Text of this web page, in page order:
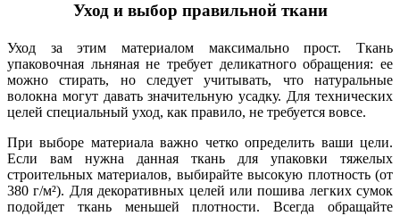
Уход и выбор правильной ткани
Уход за этим материалом максимально прост. Ткань
упаковочная льняная не требует деликатного обращения: ее
можно стирать, но следует учитывать, что натуральные
волокна могут давать значительную усадку. Для технических
целей специальный уход, как правило, не требуется вовсе.
При выборе материала важно четко определить ваши цели.
Если вам нужна данная ткань для упаковки тяжелых
строительных материалов, выбирайте высокую плотность (от
380 г/м²). Для декоративных целей или пошива легких сумок
подойдет ткань меньшей плотности. Всегда обращайте